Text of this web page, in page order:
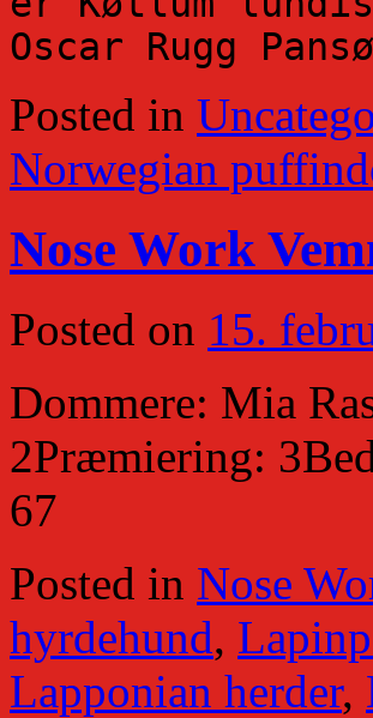
Oscar Rugg
Posted in
Norwegian
Nose Work
Posted on 15.
Dommere: Mia
2Præmiering:
67
Posted in Nose
hyrdehund,
Lapponian herder,